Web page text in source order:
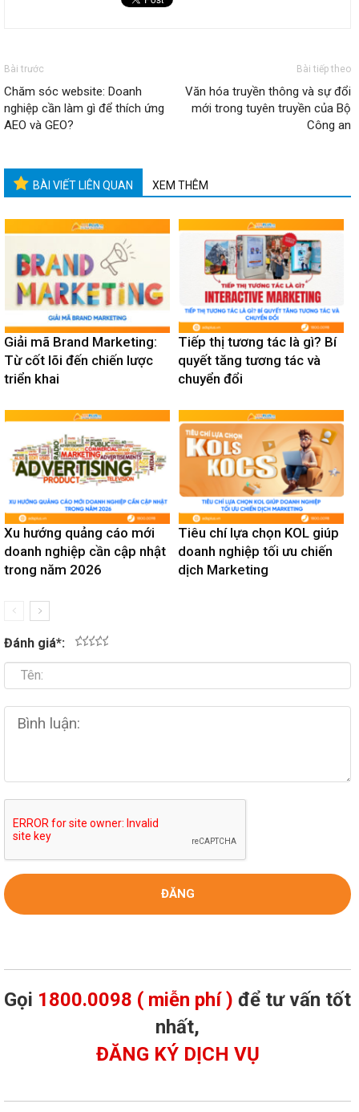
Bài trước
Chăm sóc website: Doanh
nghiệp cần làm gì để thích ứng
AEO và GEO?
Bài tiếp theo
Văn hóa truyền thông và sự đổi
mới trong tuyên truyền của Bộ
Công an
BÀI VIẾT LIÊN QUAN XEM THÊM
Giải mã Brand Marketing:
Từ cốt lõi đến chiến lược
triển khai
Tiếp thị tương tác là gì? Bí
quyết tăng tương tác và
chuyển đổi
Xu hướng quảng cáo mới
doanh nghiệp cần cập nhật
trong năm 2026
Tiêu chí lựa chọn KOL giúp
doanh nghiệp tối ưu chiến
dịch Marketing
Đánh giá*:
Gọi 1800.0098 ( miễn phí ) để tư vấn tốt
nhất,
ĐĂNG KÝ DỊCH VỤ